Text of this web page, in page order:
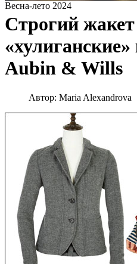
Весна-лето 2024
Строгий
Aubin & Wills
Автор: Maria Alexandrova